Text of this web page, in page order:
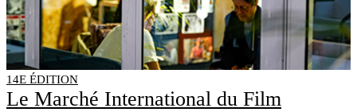
14E ÉDITION
Le Marché International du Film